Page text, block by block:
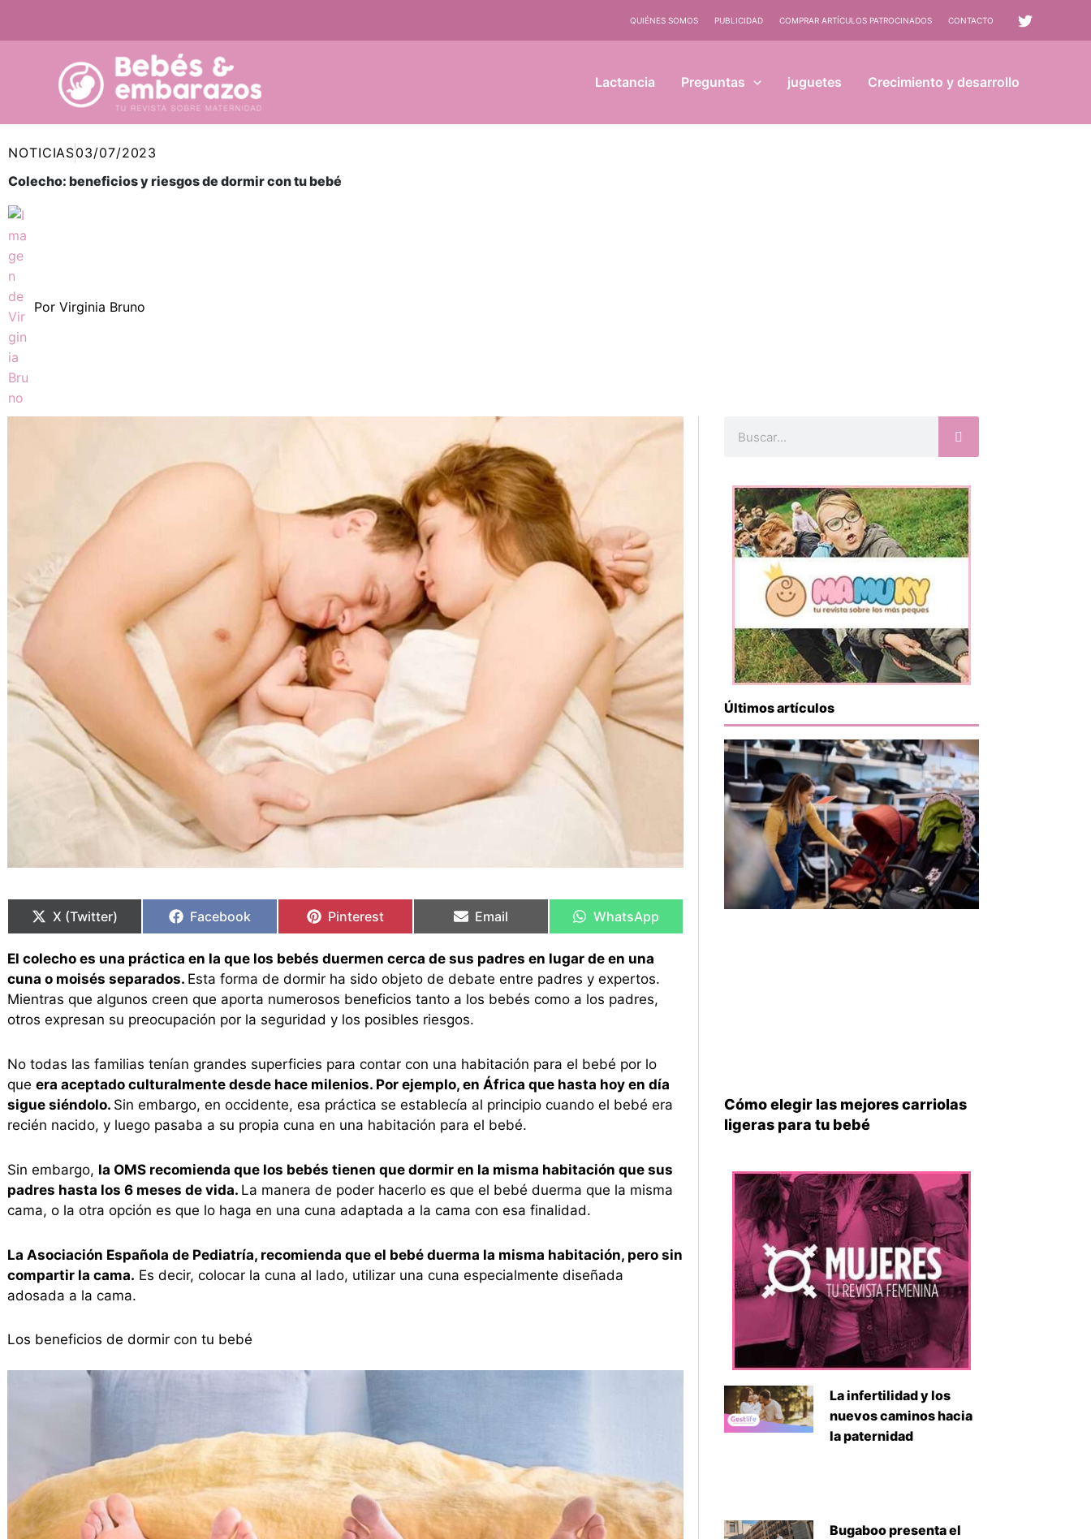
QUIÉNES SOMOS PUBLICIDAD COMPRAR ARTÍCULOS PATROCINADOS CONTACTO
Lactancia Preguntas juguetes Crecimiento y desarrollo
NOTICIAS03/07/2023
Colecho: beneficios y riesgos de dormir con tu bebé
Por Virginia Bruno
en
X (Twitter)
en
Facebook
en
Pinterest
en
Email
en
WhatsApp
El colecho es una práctica en la que los bebés duermen cerca de sus padres en lugar de en una
cuna o moisés separados. Esta forma de dormir ha sido objeto de debate entre padres y expertos.
Mientras que algunos creen que aporta numerosos beneficios tanto a los bebés como a los padres,
otros expresan su preocupación por la seguridad y los posibles riesgos.
No todas las familias tenían grandes superficies para contar con una habitación para el bebé por lo
que era aceptado culturalmente desde hace milenios. Por ejemplo, en África que hasta hoy en día
sigue siéndolo. Sin embargo, en occidente, esa práctica se establecía al principio cuando el bebé era
recién nacido, y luego pasaba a su propia cuna en una habitación para el bebé.
Sin embargo, la OMS recomienda que los bebés tienen que dormir en la misma habitación que sus
padres hasta los 6 meses de vida. La manera de poder hacerlo es que el bebé duerma que la misma
cama, o la otra opción es que lo haga en una cuna adaptada a la cama con esa finalidad.
La Asociación Española de Pediatría, recomienda que el bebé duerma la misma habitación, pero sin
compartir la cama. Es decir, colocar la cuna al lado, utilizar una cuna especialmente diseñada
adosada a la cama.
Los beneficios de dormir con tu bebé
en
en
en
en
en
Últimos artículos
Cómo elegir las mejores carriolas
ligeras para tu bebé
La infertilidad y los
nuevos caminos hacia
la paternidad
Bugaboo presenta el